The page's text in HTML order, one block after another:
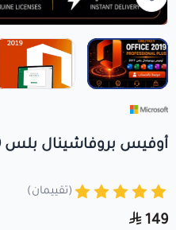
أوفيس بروفاشينال بلس 2019 - يرتبط بحسابك
(تقييمان)
149